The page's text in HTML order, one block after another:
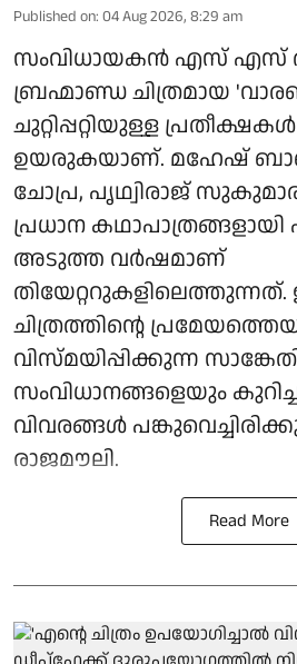
Published on: 04 Aug 2026, 8:29 am
സംവിധായകൻ എസ് എസ്
ബ്രഹ്മാണ്ഡ ചിത്രമായ
ചുറ്റിപ്പറ്റിയുള്ള പ്രതീക്ഷകൾ
ഉയരുകയാണ്. മഹേഷ്
ചോപ്ര, പൃഥ്വിരാജ്
പ്രധാന
അടുത്ത വർഷമാണ്
തിയേറ്ററുകളിലെത്തുന്നത്.
ചിത്രത്തിന്റെ
വിസ്മയിപ്പിക്കുന്ന
സംവിധാനങ്ങളെയും
വിവരങ്ങൾ
രാജമൗലി.
Read More